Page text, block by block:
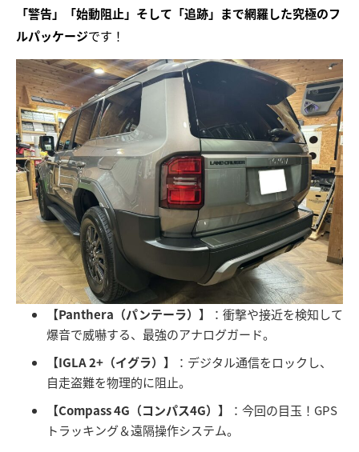
「警告」「始動阻止」そして「追跡」まで網羅した究極のフ
ルパッケージです！
【Panthera（パンテーラ）】
：衝撃や接近を検知して
爆音で威嚇する、最強のアナログガード。
【IGLA 2+（イグラ）】
：デジタル通信をロックし、
自走盗難を物理的に阻止。
【Compass 4G（コンパス4G）】
：今回の目玉！GPS
トラッキング＆遠隔操作システム。